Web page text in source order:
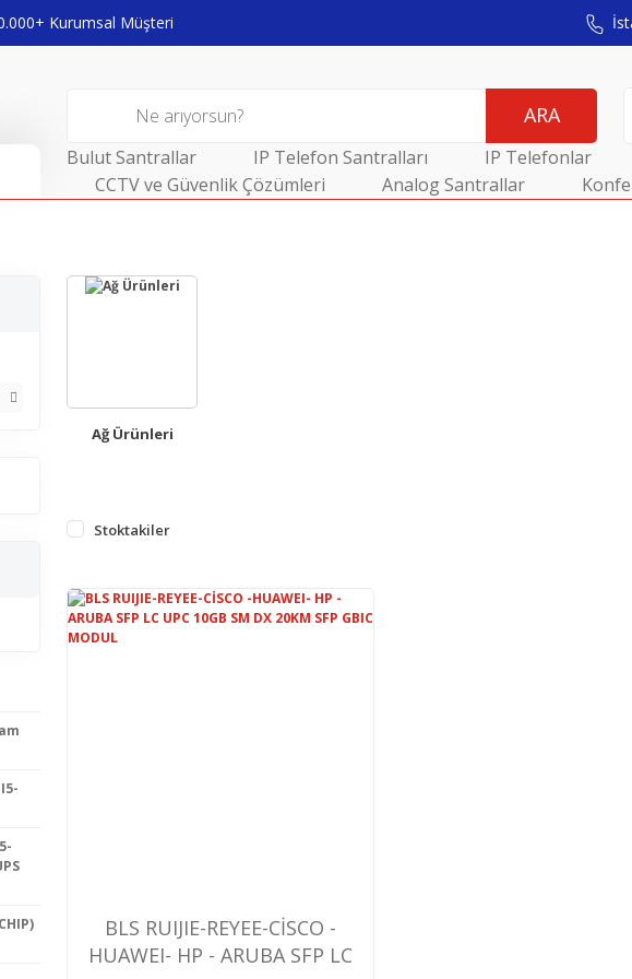
Kurumsal Müşteri
ARA
Bulut Santrallar IP Telefon Santralları IP Telefonlar
CCTV ve Güvenlik Çözümleri
Analog Santrallar
Ağ Ürünleri
Stoktakiler
BLS RUIJIE-REYEE-CİSCO -
HUAWEI- HP - ARUBA SFP LC